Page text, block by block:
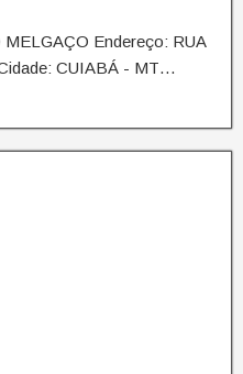
Endereço: RUA
CUIABÁ - MT…